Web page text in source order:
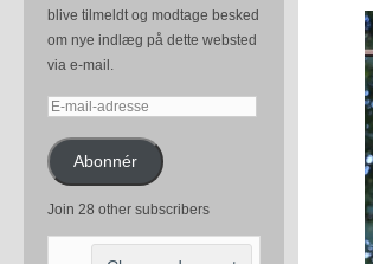
blive tilmeldt og modtage besked
om nye indlæg på dette websted
via e-mail.
E-
adresseAbonnér
Join 28 other subscribers